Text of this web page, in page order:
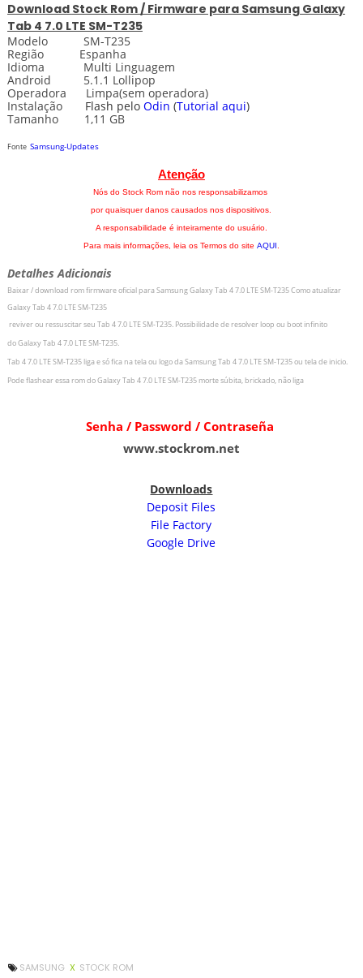
Download Stock Rom / Firmware para Samsung Galaxy
Tab 4 7.0 LTE SM-T235
Modelo SM-T235
Região Espanha
Idioma Multi Linguagem
Android 5.1.1 Lollipop
Operadora Limpa(sem operadora)
Instalação Flash pelo Odin (Tutorial aqui)
Tamanho 1,11 GB
Fonte Samsung-Updates
Atenção
Nós do Stock Rom não nos responsabilizamos
por quaisquer danos causados nos dispositivos.
A responsabilidade é inteiramente do usuário.
Para mais informações, leia os Termos do site AQUI
Detalhes Adicionais
Baixar / download rom firmware oficial paraSamsung Galaxy Tab 4 7.0 LTE SM-T235Como atualizar
Galaxy Tab 4 7.0 LTE SM-T235
reviver ou ressuscitar seu Tab 4 7.0 LTE SM-T235. Possibilidade de resolver loop ou boot infinito
doGalaxy Tab 4 7.0 LTE SM-T235.
Tab 4 7.0 LTE SM-T235liga e só fica na tela ou logo daSamsung Tab 4 7.0 LTE SM-T235 ou tela de inicio.
Pode flashear essa rom doGalaxy Tab 4 7.0 LTE SM-T235 morte súbita, brickado, não liga
Senha / Password / Contraseña
www.stockrom.net
Downloads
Deposit Files
File Factory
Google Drive
SAMSUNG X STOCK ROM